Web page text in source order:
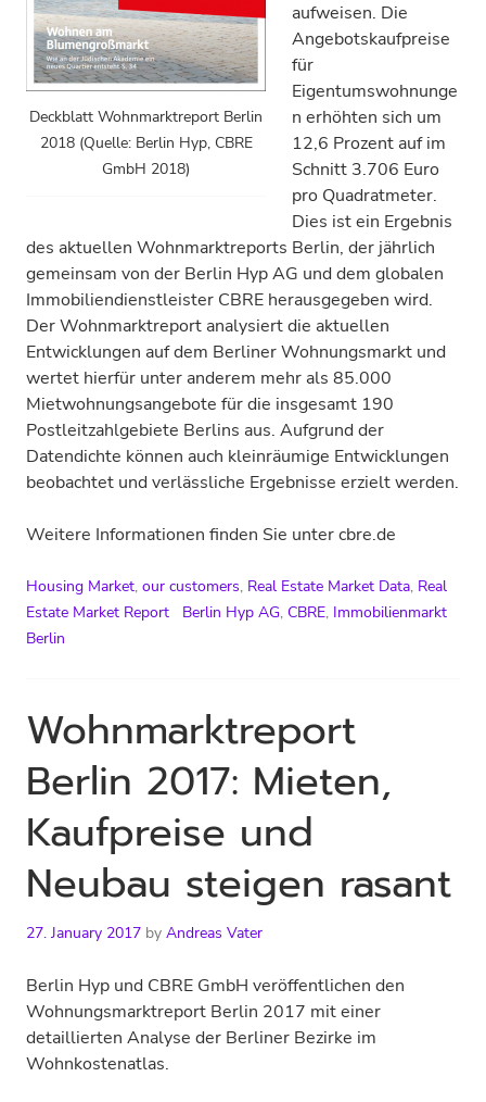
Deckblatt Wohnmarktreport Berlin
2018 (Quelle: Berlin Hyp, CBRE
GmbH 2018)
aufweisen. Die
Angebotskaufpreise
für
Eigentumswohnunge
n erhöhten sich um
12,6 Prozent auf im
Schnitt 3.706 Euro
pro Quadratmeter.
Dies ist ein Ergebnis
des aktuellen Wohnmarktreports Berlin, der jährlich
gemeinsam von der Berlin Hyp AG und dem globalen
Immobiliendienstleister CBRE herausgegeben wird.
Der Wohnmarktreport analysiert die aktuellen
Entwicklungen auf dem Berliner Wohnungsmarkt und
wertet hierfür unter anderem mehr als 85.000
Mietwohnungsangebote für die insgesamt 190
Postleitzahlgebiete Berlins aus. Aufgrund der
Datendichte können auch kleinräumige Entwicklungen
beobachtet und verlässliche Ergebnisse erzielt werden.
Weitere Informationen finden Sie unter cbre.de
Housing Market, our customers, Real Estate Market Data, Real
Estate Market Report
Berlin Hyp AG, CBRE, Immobilienmarkt
Berlin
Wohnmarktreport
Berlin 2017: Mieten,
Kaufpreise und
Neubau steigen rasant
27. January 2017 by Andreas Vater
Berlin Hyp und CBRE GmbH veröffentlichen den
Wohnungsmarktreport Berlin 2017 mit einer
detaillierten Analyse der Berliner Bezirke im
Wohnkostenatlas.